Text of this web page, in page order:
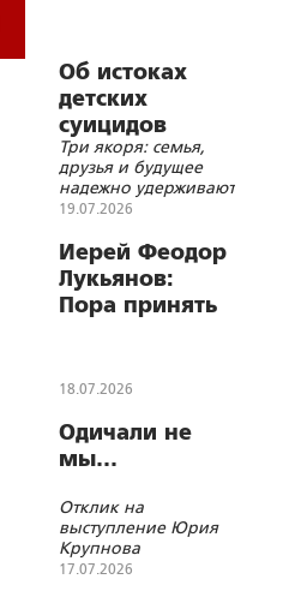
Об истоках
детских
суицидов
Три якоря: семья,
друзья и будущее
надежно удерживают
ребенка в этой
19.07.2026
Иерей Феодор
Лукьянов:
Пора принять
биоэтике
18.07.2026
Одичали не
мы…
Отклик на
выступление Юрия
Крупнова
17.07.2026